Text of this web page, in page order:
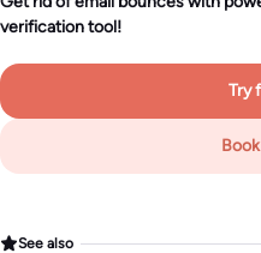
verification tool!
Try
See also